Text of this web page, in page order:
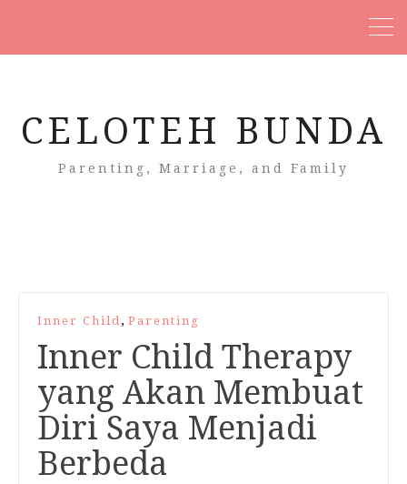
CELOTEH BUNDA
Parenting, Marriage, and Family
Inner Child , Parenting
Inner Child Therapy
yang Akan Membuat
Diri Saya Menjadi
Berbeda